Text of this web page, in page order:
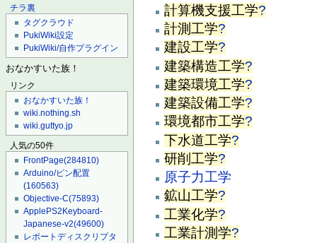
チラ裏
タグクラウド
PukiWiki設定
PukiWiki/自作プラグイン
おなかすいた族！
リンク
おなかすいた族！
wiki.nothing.sh
wiki.guttyo.jp
人気の50件
FrontPage(284810)
Arduino/ピン配置
(160563)
Objective-C(75893)
ApplePS2Keyboard-
Japanese-v2(49600)
レポートディスクリプタ
計算機支援工学?
計測工学?
建設工学?
建築構造工学?
建築環境工学?
建築設備工学?
環境都市工学?
下水道工学?
研削工学?
原子力工学
鉱山工学?
工業化学?
工業計測学?